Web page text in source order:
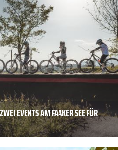
EVENTS AM FAAKER SEE FÜR